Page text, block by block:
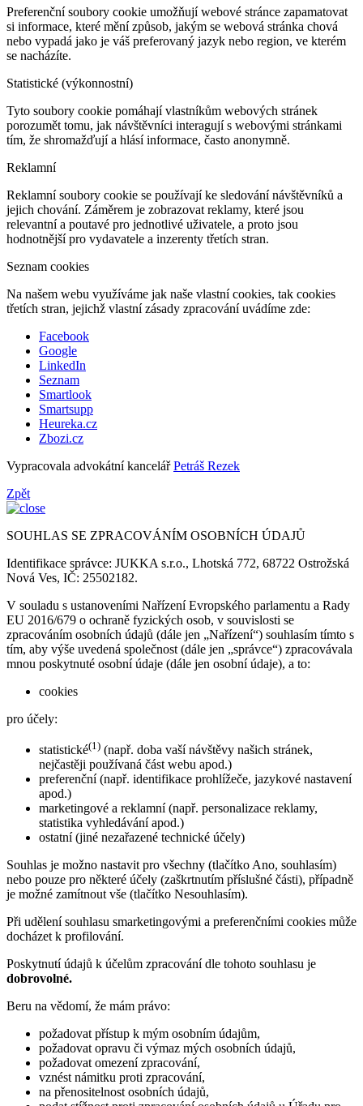
Preferenční soubory cookie umožňují webové stránce zapamatovat
si informace, které mění způsob, jakým se webová stránka chová
nebo vypadá jako je váš preferovaný jazyk nebo region, ve kterém
se nacházíte.
Statistické (výkonnostní)
Tyto soubory cookie pomáhají vlastníkům webových stránek
porozumět tomu, jak návštěvníci interagují s webovými stránkami
tím, že shromažďují a hlásí informace, často anonymně.
Reklamní
Reklamní soubory cookie se používají ke sledování návštěvníků a
jejich chování. Záměrem je zobrazovat reklamy, které jsou
relevantní a poutavé pro jednotlivé uživatele, a proto jsou
hodnotnější pro vydavatele a inzerenty třetích stran.
Seznam cookies
Na našem webu využíváme jak naše vlastní cookies, tak cookies
třetích stran, jejichž vlastní zásady zpracování uvádíme zde:
Facebook
Google
LinkedIn
Seznam
Smartlook
Smartsupp
Heureka.cz
Zbozi.cz
Vypracovala advokátní kancelářPetráš Rezek
Zpět
SOUHLAS SE ZPRACOVÁNÍM OSOBNÍCH ÚDAJŮ
Identifikace správce: JUKKA s.r.o., Lhotská 772, 68722 Ostrožská
Nová Ves, IČ: 25502182.
V souladu s ustanoveními Nařízení Evropského parlamentu a Rady
EU 2016/679 o ochraně fyzických osob, v souvislosti se
zpracováním osobních údajů (dále jen „Nařízení“) souhlasím tímto s
tím, aby výše uvedená společnost (dále jen „správce“) zpracovávala
mnou poskytnuté osobní údaje (dále jen osobní údaje), a to:
cookies
pro účely:
statistické(1) (např. doba vaší návštěvy našich stránek,
nejčastěji používaná část webu apod.)
preferenční (např. identifikace prohlížeče, jazykové nastavení
apod.)
marketingové a reklamní (např. personalizace reklamy,
statistika vyhledávání apod.)
ostatní (jiné nezařazené technické účely)
Souhlas je možno nastavit pro všechny (tlačítko Ano, souhlasím)
nebo pouze pro některé účely (zaškrtnutím příslušné části), případně
je možné zamítnout vše (tlačítko Nesouhlasím).
Při udělení souhlasu smarketingovými a preferenčními cookies může
docházet k profilování.
Poskytnutí údajů k účelům zpracování dle tohoto souhlasu je
dobrovolné.
Beru na vědomí, že mám právo:
požadovat přístup k mým osobním údajům,
požadovat opravu či výmaz mých osobních údajů,
požadovat omezení zpracování,
vznést námitku proti zpracování,
na přenositelnost osobních údajů,